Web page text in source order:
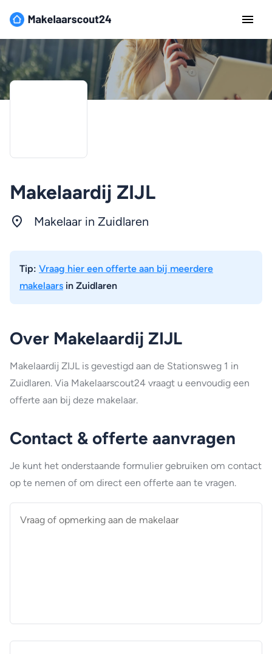
Makelaardij ZIJL
Makelaar in Zuidlaren
Tip: Vraag hier een offerte aan bij meerdere
makelaars in Zuidlaren
Over Makelaardij ZIJL
Makelaardij ZIJL is gevestigd aan de Stationsweg 1 in
Zuidlaren. Via Makelaarscout24 vraagt u eenvoudig een
offerte aan bij deze makelaar.
Contact & offerte aanvragen
Je kunt het onderstaande formulier gebruiken om contact
op te nemen of om direct een offerte aan te vragen.